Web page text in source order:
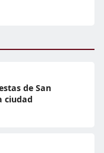
de San
ciudad